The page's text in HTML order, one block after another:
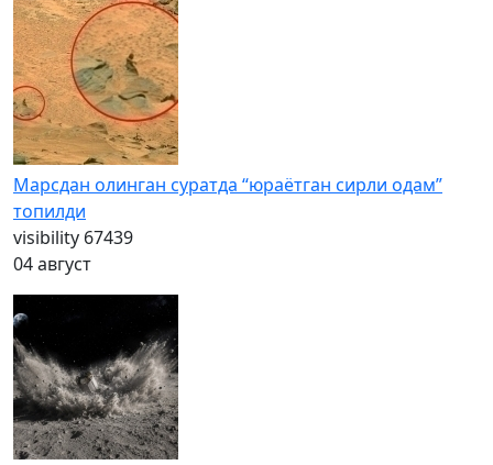
Марсдан олинган суратда “юраётган сирли одам”
топилди
visibility 67439
04 август